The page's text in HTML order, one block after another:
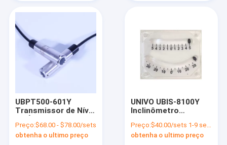
Vídeos
Quem Somos
Fábrica
Controle de Qualidade
Fale Conosco
UBPT500-601Y
Transmissor de Nível
Monitorização e
Medição de Níveis de
Preço:$68.00 - $78.00/sets
obtenha o ultimo preço
UNIVO UBIS-8100Y
Inclinômetro
medição do
calcanhar do navio
Preço:$40.00/sets 1-9 sets
obtenha o ultimo preço